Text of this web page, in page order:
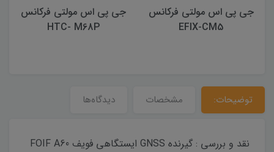
جی پی اس مولتی فرکانس
HTC- M68P
گیرنده مولتی فرکانس آراتک
توضیحات: مشخصات دیدگاه‌ها
نقد و بررسی : گیرنده GNSS ایستگاهی فویف FOIF A60